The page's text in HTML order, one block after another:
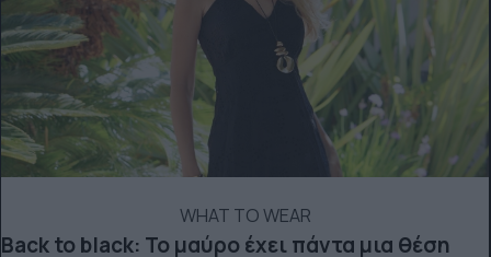
WHAT TO WEAR
Back to black: Το μαύρο έχει πάντα μια θέση